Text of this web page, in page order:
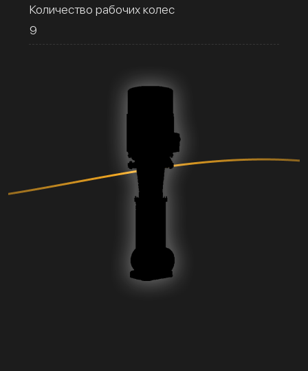
Количество рабочих колес
9